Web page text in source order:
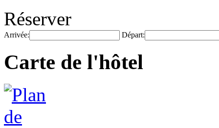
Réserver
Arrivée: Départ:
Carte de l'hôtel